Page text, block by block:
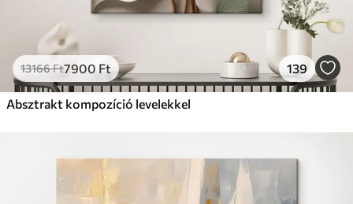
13166Ft7900 Ft 139
Absztrakt kompozíció levelekkel